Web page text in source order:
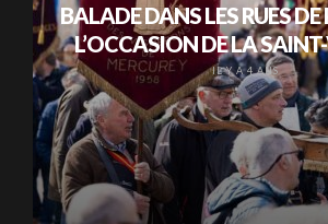
BALADE DANS LES RUES
L’OCCASION DE LA
IL Y A 4 ANS